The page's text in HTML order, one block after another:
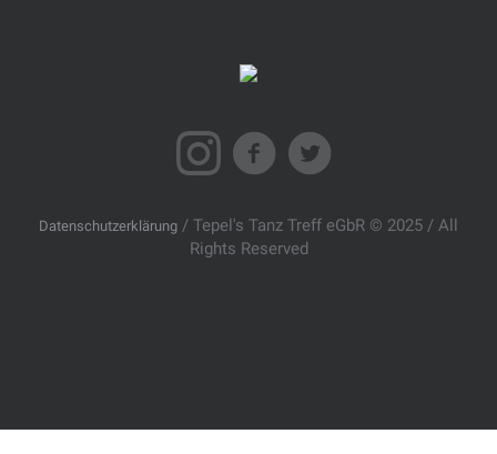
Datenschutzerklärung / Tepel's Tanz Treff eGbR © 2025 / All
Rights Reserved